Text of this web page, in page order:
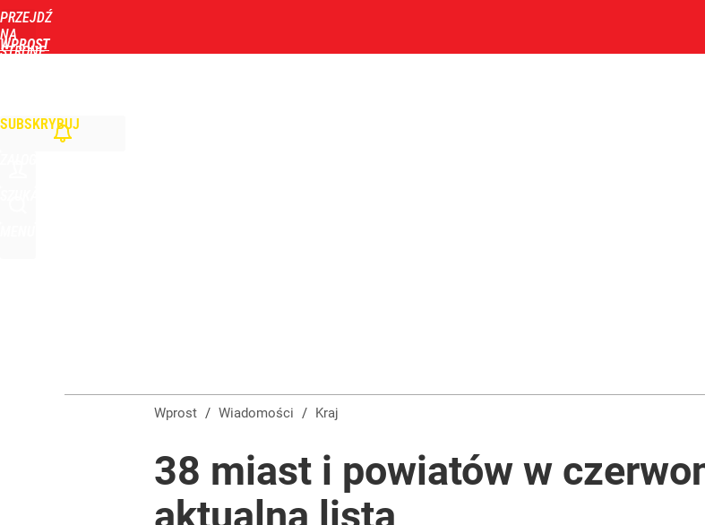
PRZEJDŹ
NA
STRONĘ
WPROST
SUBSKRYBUJ
Wprost / Wiadomości / Kraj
38 miast i powiatów w